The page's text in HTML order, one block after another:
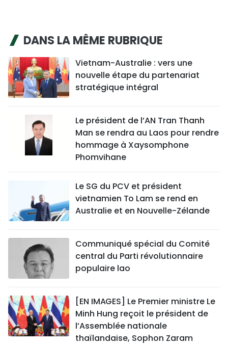
DANS LA MÊME RUBRIQUE
Vietnam-Australie : vers une
nouvelle étape du partenariat
stratégique intégral
Le président de l’AN Tran Thanh
Man se rendra au Laos pour rendre
hommage à Xaysomphone
Phomvihane
Le SG du PCV et président
vietnamien To Lam se rend en
Australie et en Nouvelle-Zélande
Communiqué spécial du Comité
central du Parti révolutionnaire
populaire lao
[EN IMAGES] Le Premier ministre Le
Minh Hung reçoit le président de
l’Assemblée nationale
thaïlandaise, Sophon Zaram